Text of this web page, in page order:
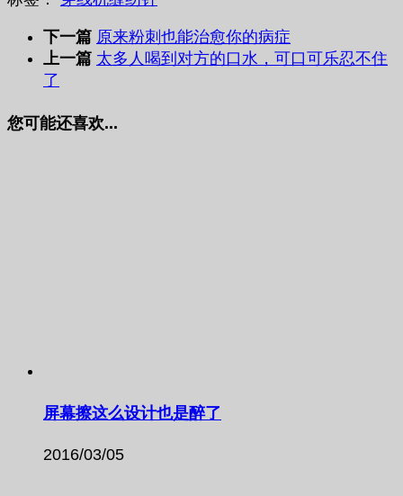
下一篇 原来粉刺也能治愈你的病症
上一篇 太多人喝到对方的口水，可口可乐忍不住
了
您可能还喜欢...
屏幕擦这么设计也是醉了
2016/03/05